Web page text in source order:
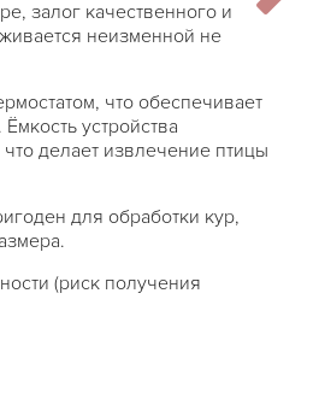
залог качественного и
неизменной не
что обеспечивает
устройства
делает извлечение птицы
для обработки кур,
(риск получения